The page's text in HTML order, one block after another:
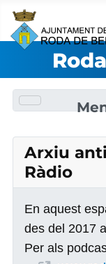
Arxiu
Ràdio
En aquest
des del 2017
Per als